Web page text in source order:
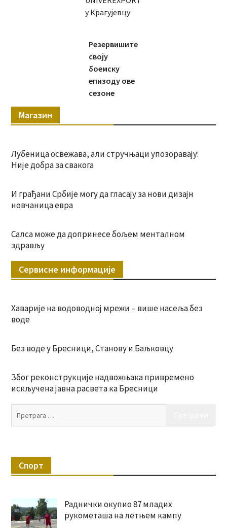
у Крагујевцу
Резервишите
своју
боемску
епизоду ове
сезоне
Магазин
Лубеница освежава, али стручњаци упозоравају:
Није добра за свакога
И грађани Србије могу да гласају за нови дизајн
новчаница евра
Салса може да допринесе бољем менталном
здрављу
Сервисне информације
Хаварије на водоводној мрежи – више насеља без
воде
Без воде у Бресници, Станову и Баљковцу
Због реконструкције надвожњака привремено
искључена јавна расвета ка Бресници
Спорт
Раднички окупио 87 младих
рукометаша на летњем кампу